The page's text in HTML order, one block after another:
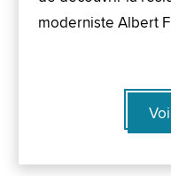
moderniste Albert